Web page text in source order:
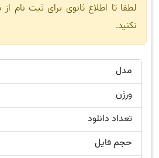
نکنید.
مدل
ورژن
تعداد دانلود
حجم فایل